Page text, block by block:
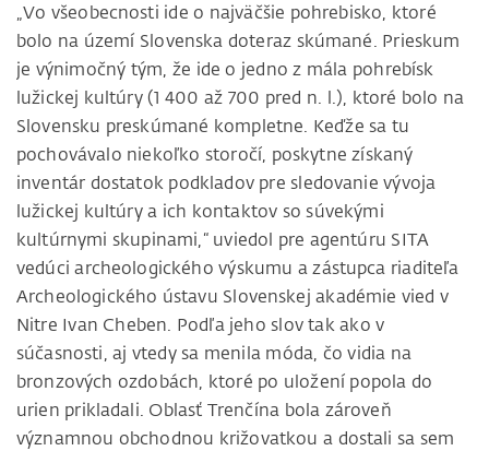
„Vo všeobecnosti ide o najväčšie pohrebisko, ktoré
bolo na území Slovenska doteraz skúmané. Prieskum
je výnimočný tým, že ide o jedno z mála pohrebísk
lužickej kultúry (1 400 až 700 pred n. l.), ktoré bolo na
Slovensku preskúmané kompletne. Keďže sa tu
pochovávalo niekoľko storočí, poskytne získaný
inventár dostatok podkladov pre sledovanie vývoja
lužickej kultúry a ich kontaktov so súvekými
kultúrnymi skupinami,“ uviedol pre agentúru SITA
vedúci archeologického výskumu a zástupca riaditeľa
Archeologického ústavu Slovenskej akadémie vied v
Nitre Ivan Cheben. Podľa jeho slov tak ako v
súčasnosti, aj vtedy sa menila móda, čo vidia na
bronzových ozdobách, ktoré po uložení popola do
urien prikladali. Oblasť Trenčína bola zároveň
významnou obchodnou križovatkou a dostali sa sem